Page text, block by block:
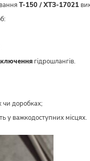
Т-150 / ХТЗ-17021
гідрошлангів.
чи доробках;
у важкодоступних місцях.